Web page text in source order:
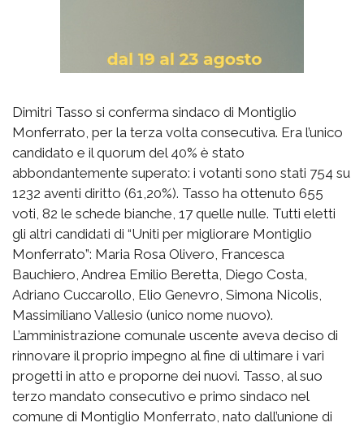
Dimitri Tasso si conferma sindaco di Montiglio
Monferrato, per la terza volta consecutiva. Era l’unico
candidato e il quorum del 40% è stato
abbondantemente superato: i votanti sono stati 754 su
1232 aventi diritto (61,20%). Tasso ha ottenuto 655
voti, 82 le schede bianche, 17 quelle nulle. Tutti eletti
gli altri candidati di “Uniti per migliorare Montiglio
Monferrato”: Maria Rosa Olivero, Francesca
Bauchiero, Andrea Emilio Beretta, Diego Costa,
Adriano Cuccarollo, Elio Genevro, Simona Nicolis,
Massimiliano Vallesio (unico nome nuovo).
L’amministrazione comunale uscente aveva deciso di
rinnovare il proprio impegno al fine di ultimare i vari
progetti in atto e proporne dei nuovi. Tasso, al suo
terzo mandato consecutivo e primo sindaco nel
comune di Montiglio Monferrato, nato dall’unione di